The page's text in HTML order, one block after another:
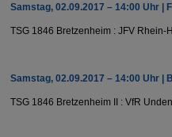
Samstag, 02.09.2017 – 14:00 Uhr
TSG 1846 Bretzenheim : JFV Rhein-
Samstag, 02.09.2017 – 14:00 Uhr |
TSG 1846 Bretzenheim II : VfR